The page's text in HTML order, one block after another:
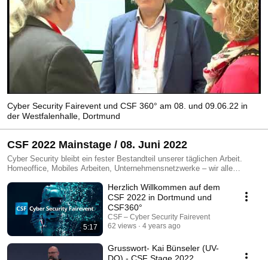
Cyber Security Fairevent und CSF 360° am 08. und 09.06.22 in
der Westfalenhalle, Dortmund
CSF 2022 Mainstage / 08. Juni 2022
Cyber Security bleibt ein fester Bestandteil unserer täglichen Arbeit.
Homeoffice, Mobiles Arbeiten, Unternehmensnetzwerke – wir alle
of our daily work. Home office, mobile working, company networks – we
all need a perfect protection. https://www.cybersecurity-fairevent.com/
5:17
Herzlich Willkommen auf dem
CSF 2022 in Dortmund und
CSF360°
CSF – Cyber Security Fairevent
62 views
4 years ago
Grusswort- Kai Bünseler (UV-
DO) - CSF Stage 2022